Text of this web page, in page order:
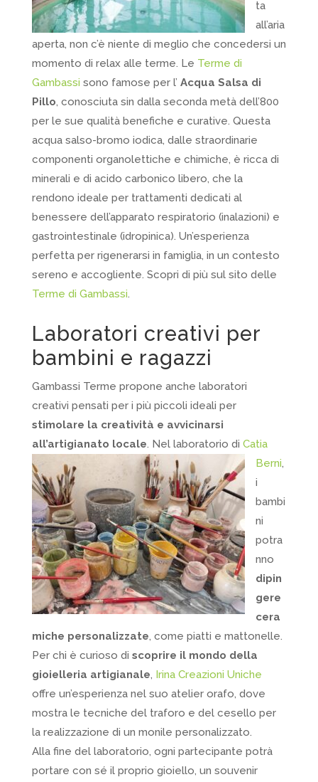
ta
all’aria
aperta, non c’è niente di meglio che concedersi un
momento di relax alle terme. Le Terme di
Gambassi sono famose per l’ Acqua Salsa di
Pillo, conosciuta sin dalla seconda metà dell’800
per le sue qualità benefiche e curative. Questa
acqua salso-bromo iodica, dalle straordinarie
componenti organolettiche e chimiche, è ricca di
minerali e di acido carbonico libero, che la
rendono ideale per trattamenti dedicati al
benessere dell’apparato respiratorio (inalazioni) e
gastrointestinale (idropinica). Un’esperienza
perfetta per rigenerarsi in famiglia, in un contesto
sereno e accogliente. Scopri di più sul sito delle
Terme di Gambassi.
Laboratori creativi per
bambini e ragazzi
Gambassi Terme propone anche laboratori
creativi pensati per i più piccoli ideali per
stimolare la creatività e avvicinarsi
all’artigianato locale. Nel laboratorio di Catia
Berni,
i
bambi
ni
potra
nno
dipin
gere
cera
miche personalizzate, come piatti e mattonelle.
Per chi è curioso di scoprire il mondo della
gioielleria artigianale, Irina Creazioni Uniche
offre un’esperienza nel suo atelier orafo, dove
mostra le tecniche del traforo e del cesello per
la realizzazione di un monile personalizzato.
Alla fine del laboratorio, ogni partecipante potrà
portare con sé il proprio gioiello, un souvenir